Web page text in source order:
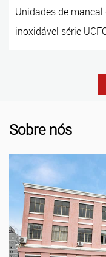
Unidades de
inoxidável série
Sobre nós